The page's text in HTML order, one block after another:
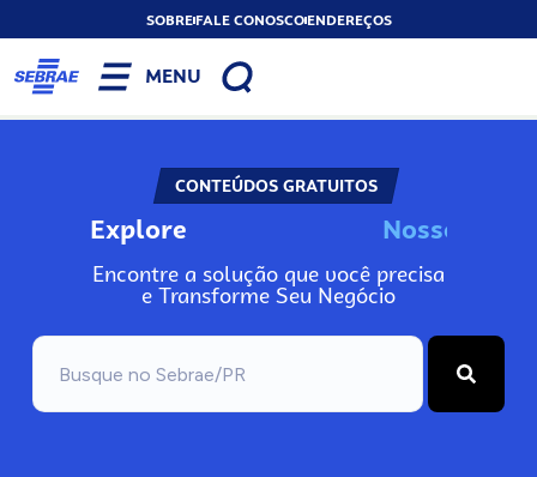
SOBREFALE CONOSCOENDEREÇOS
MENU
CONTEÚDOS GRATUITOS
Explore Nosso
Encontre a solução que você precisa
e Transforme Seu Negócio